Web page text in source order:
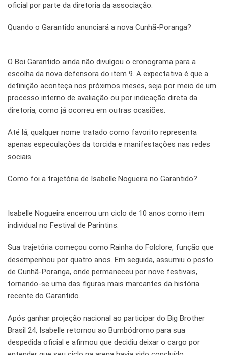
oficial por parte da diretoria da associação.
Quando o Garantido anunciará a nova Cunhã-Poranga?
O Boi Garantido ainda não divulgou o cronograma para a
escolha da nova defensora do item 9. A expectativa é que a
definição aconteça nos próximos meses, seja por meio de um
processo interno de avaliação ou por indicação direta da
diretoria, como já ocorreu em outras ocasiões.
Até lá, qualquer nome tratado como favorito representa
apenas especulações da torcida e manifestações nas redes
sociais.
Como foi a trajetória de Isabelle Nogueira no Garantido?
Isabelle Nogueira encerrou um ciclo de 10 anos como item
individual no Festival de Parintins.
Sua trajetória começou como Rainha do Folclore, função que
desempenhou por quatro anos. Em seguida, assumiu o posto
de Cunhã-Poranga, onde permaneceu por nove festivais,
tornando-se uma das figuras mais marcantes da história
recente do Garantido.
Após ganhar projeção nacional ao participar do Big Brother
Brasil 24, Isabelle retornou ao Bumbódromo para sua
despedida oficial e afirmou que decidiu deixar o cargo por